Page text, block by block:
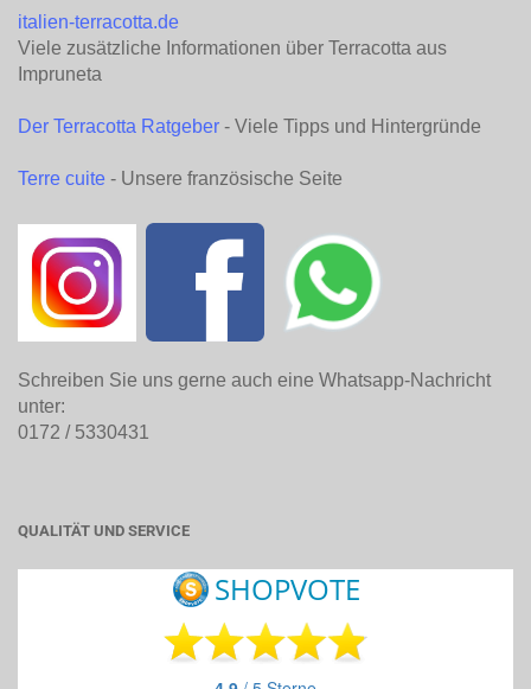
italien-terracotta.de
Viele zusätzliche Informationen über Terracotta aus
Impruneta
Der Terracotta Ratgeber - Viele Tipps und Hintergründe
Terre cuite - Unsere französische Seite
Schreiben Sie uns gerne auch eine Whatsapp-Nachricht
unter:
0172 / 5330431
QUALITÄT UND SERVICE